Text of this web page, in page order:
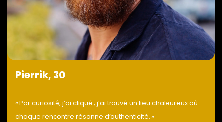
Pierrik, 30
« Par curiosité, j’ai cliqué ; j’ai trouvé un lieu chaleureux où
chaque rencontre résonne d’authenticité. »